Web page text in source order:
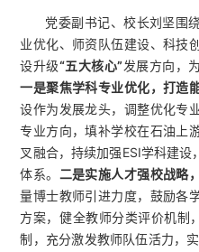
党委副书记、校长刘坚围
业优化、师资队伍建设、科技
设升级“五大核心”发展方向，
一是聚焦学科专业优化，打造
设作为发展龙头，调整优化专
专业方向，填补学校在石油上
叉融合，持续加强ESI学科建
体系。 二是实施人才强校战略
量博士教师引进力度，鼓励各
方案，健全教师分类评价机制
制，充分激发教师队伍活力，